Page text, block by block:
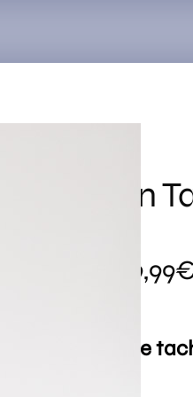
Pantalón
19,99
Pantalón flare